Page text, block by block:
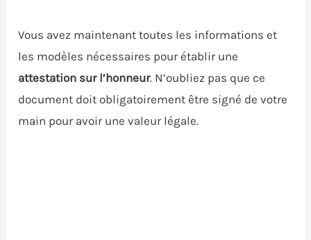
Vous avez maintenant toutes les informations et
les modèles nécessaires pour établir une
attestation sur l’honneur. N’oubliez pas que ce
document doit obligatoirement être signé de votre
main pour avoir une valeur légale.